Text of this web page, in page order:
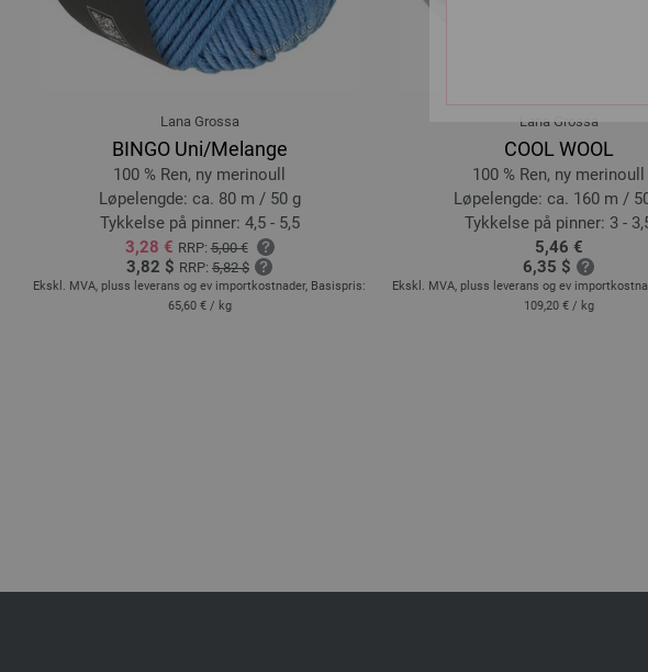
Lana Grossa
BINGO Uni/Melange
100 % Ren, ny merinoull
Løpelengde: ca. 80 m / 50 g
Tykkelse på pinner: 4,5 - 5,5
3,28 € RRP:5,00 €
3,82 $ RRP: 5,82 $
Ekskl. MVA, pluss leverans og ev importkostnader, Basispris:
65,60 € / kg
Lana Grossa
COOL WOOL
100 % Ren, ny merinoull
Løpelengde: ca. 160 m /
Tykkelse på pinner: 3 -
5,46 €
6,35 $
Ekskl. MVA, pluss leverans og ev
109,20 € / kg